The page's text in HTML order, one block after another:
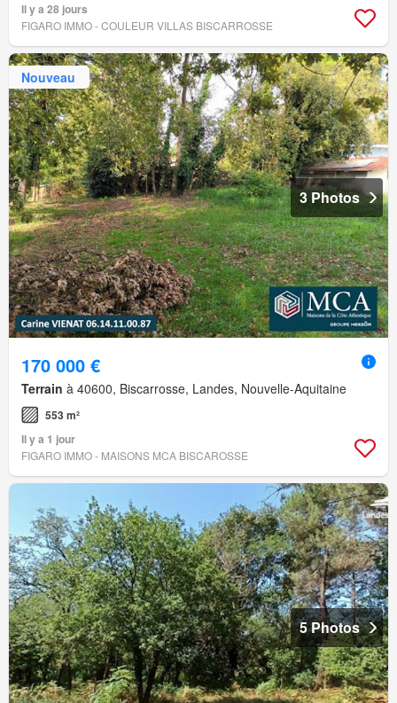
Il y a 28 jours
FIGARO IMMO - COULEUR VILLAS BISCARROSSE
Nouveau
3 Photos
170 000 €
Terrain à 40600, Biscarrosse, Landes, Nouvelle-Aquitaine
553 m²
Il y a 1 jour
FIGARO IMMO - MAISONS MCA BISCAROSSE
5 Photos